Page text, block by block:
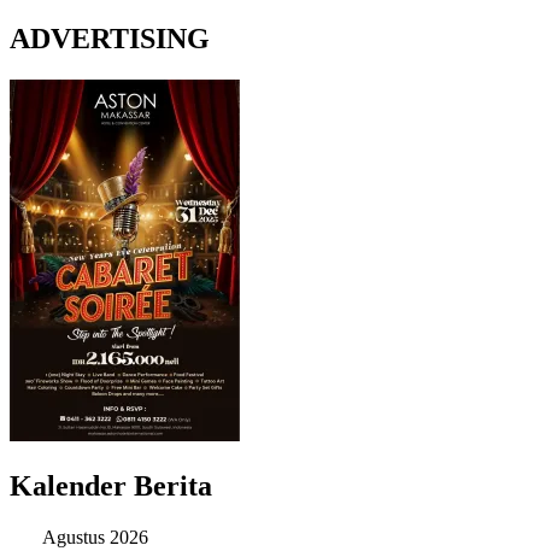
ADVERTISING
Kalender Berita
Agustus 2026